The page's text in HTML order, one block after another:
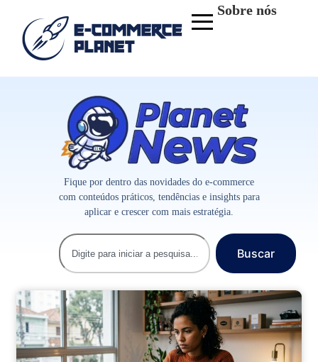
Sobre nós
Fique por dentro das novidades do e-commerce
com conteúdos práticos, tendências e insights para
aplicar e crescer com mais estratégia.
Buscar